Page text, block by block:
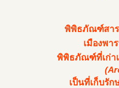
พิพิธภัณฑ์สา
เมืองพา
พิพิธภัณฑ์ที่เก่า
เป็นที่เก็บรั